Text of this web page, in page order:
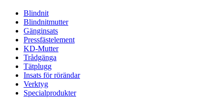
Blindnit
Blindnitmutter
Gänginsats
Pressfästelement
KD-Mutter
Trådgänga
Tätplugg
Insats för rörändar
Verktyg
Specialprodukter